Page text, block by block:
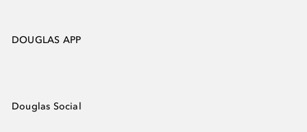
DOUGLAS APP
Douglas Social